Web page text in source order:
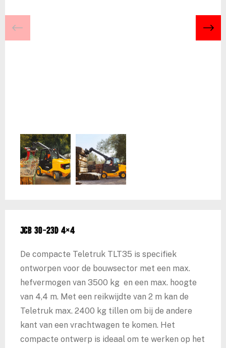
JCB 30-23D 4×4
De compacte Teletruk TLT35 is specifiek
ontworpen voor de bouwsector met een max.
hefvermogen van 3500 kg en een max. hoogte
van 4,4 m. Met een reikwijdte van 2 m kan de
Teletruk max. 2400 kg tillen om bij de andere
kant van een vrachtwagen te komen. Het
compacte ontwerp is ideaal om te werken op het